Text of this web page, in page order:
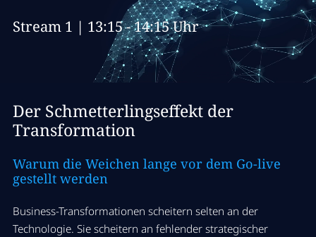
Stream 1 | 13:15 - 14:15 Uhr
Der Schmetterlingseffekt der
Transformation
Warum die Weichen lange vor dem Go-live
gestellt werden
Business-Transformationen scheitern selten an der
Technologie. Sie scheitern an fehlender strategischer